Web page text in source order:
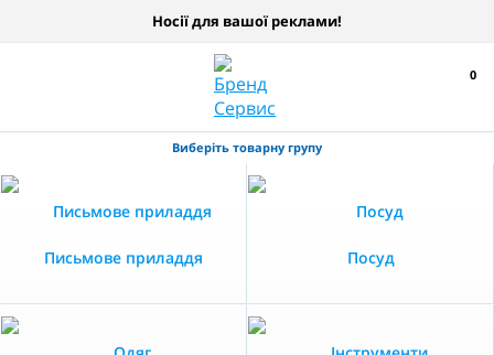
Носії для вашої реклами!
0
Виберіть товарну групу
Письмове приладдя Посуд